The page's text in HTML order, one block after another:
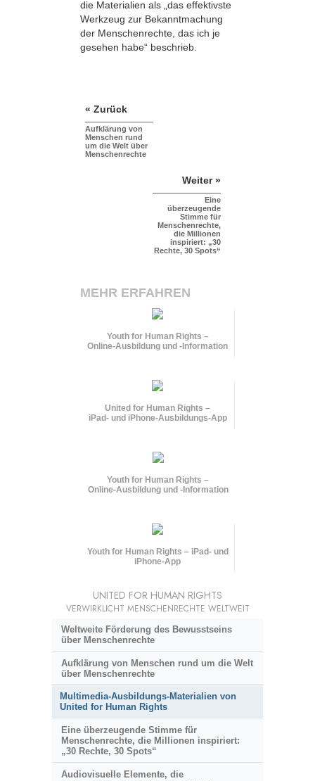
die Materialien als „das effektivste
Werkzeug zur Bekanntmachung
der Menschenrechte, das ich je
gesehen habe“ beschrieb.
« Zurück
Aufklärung von
Menschen rund
um die Welt über
Menschenrechte
Weiter »
Eine
überzeugende
Stimme für
Menschenrechte,
die Millionen
inspiriert: „30
Rechte, 30 Spots“
MEHR ERFAHREN
Youth for Human Rights –
Online-Ausbildung und-Information
United for Human Rights –
iPad- und iPhone-Ausbildungs-App
Youth for Human Rights –
Online-Ausbildung und -Information
Youth for Human Rights – iPad- und
iPhone-App
UNITED FOR HUMAN RIGHTS
VERWIRKLICHT MENSCHENRECHTE WELTWEIT
Weltweite Förderung des Bewusstseins
über Menschenrechte
Aufklärung von Menschen rund um die Welt
über Menschenrechte
Multimedia-Ausbildungs-Materialien von
United for Human Rights
Eine überzeugende Stimme für
Menschenrechte, die Millionen inspiriert:
„30 Rechte, 30 Spots“
Audiovisuelle Elemente, die